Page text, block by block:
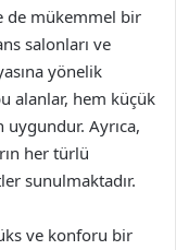
de mükemmel bir
salonları ve
yönelik
alanlar, hem küçük
Ayrıca,
her türlü
sunulmaktadır.
ve konforu bir